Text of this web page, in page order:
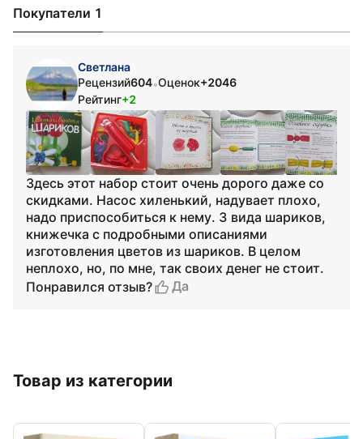
Покупатели 1
Светлана
Рецензий604•Оценок+2046
Рейтинг+2
Здесь этот набор стоит очень дорого даже со
скидками. Насос хиленький, надувает плохо,
надо приспособиться к нему. 3 вида шариков,
книжечка с подробными описаниями
изготовления цветов из шариков. В целом
неплохо, но, по мне, так своих денег не стоит.
Понравился отзыв?
Да
Товар из категории